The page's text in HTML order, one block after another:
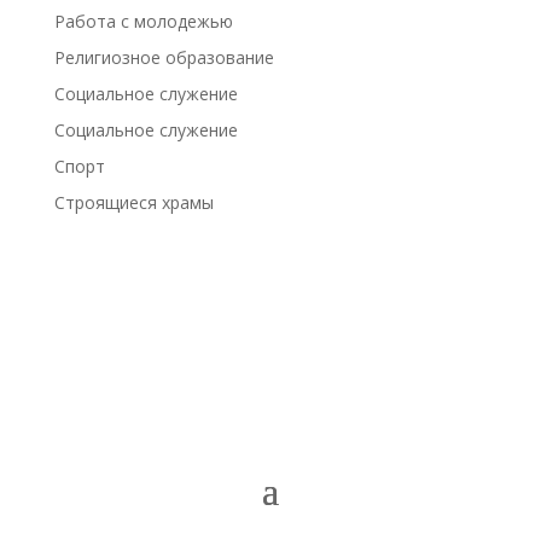
Работа с молодежью
Религиозное образование
Социальное служение
Социальное служение
Спорт
Строящиеся храмы